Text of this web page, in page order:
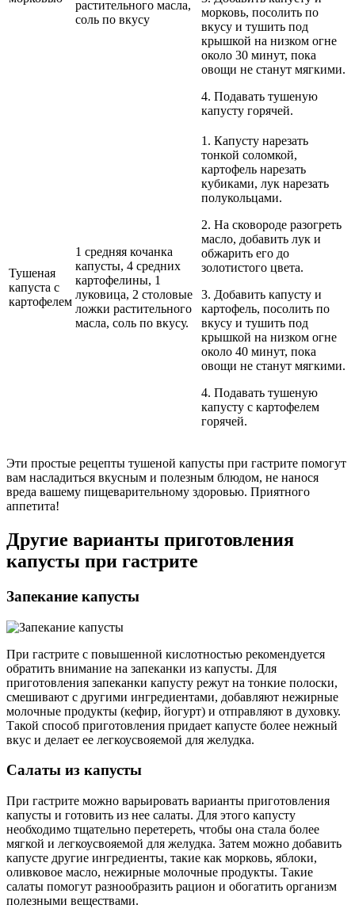
растительного масла,
соль по вкусу
морковь, посолить по
вкусу и тушить под
крышкой на низком огне
около 30 минут, пока
овощи не станут мягкими.
4. Подавать тушеную
капусту горячей.
Тушеная
капуста с
картофелем
1 средняя кочанка
капусты, 4 средних
картофелины, 1
луковица, 2 столовые
ложки растительного
масла, соль по вкусу.
1. Капусту нарезать
тонкой соломкой,
картофель нарезать
кубиками, лук нарезать
полукольцами.
2. На сковороде разогреть
масло, добавить лук и
обжарить его до
золотистого цвета.
3. Добавить капусту и
картофель, посолить по
вкусу и тушить под
крышкой на низком огне
около 40 минут, пока
овощи не станут мягкими.
4. Подавать тушеную
капусту с картофелем
горячей.
Эти простые рецепты тушеной капусты при гастрите помогут
вам насладиться вкусным и полезным блюдом, не нанося
вреда вашему пищеварительному здоровью. Приятного
аппетита!
Другие варианты приготовления
капусты при гастрите
Запекание капусты
При гастрите с повышенной кислотностью рекомендуется
обратить внимание на запеканки из капусты. Для
приготовления запеканки капусту режут на тонкие полоски,
смешивают с другими ингредиентами, добавляют нежирные
молочные продукты (кефир, йогурт) и отправляют в духовку.
Такой способ приготовления придает капусте более нежный
вкус и делает ее легкоусвояемой для желудка.
Салаты из капусты
При гастрите можно варьировать варианты приготовления
капусты и готовить из нее салаты. Для этого капусту
необходимо тщательно перетереть, чтобы она стала более
мягкой и легкоусвояемой для желудка. Затем можно добавить
капусте другие ингредиенты, такие как морковь, яблоки,
оливковое масло, нежирные молочные продукты. Такие
салаты помогут разнообразить рацион и обогатить организм
полезными веществами.